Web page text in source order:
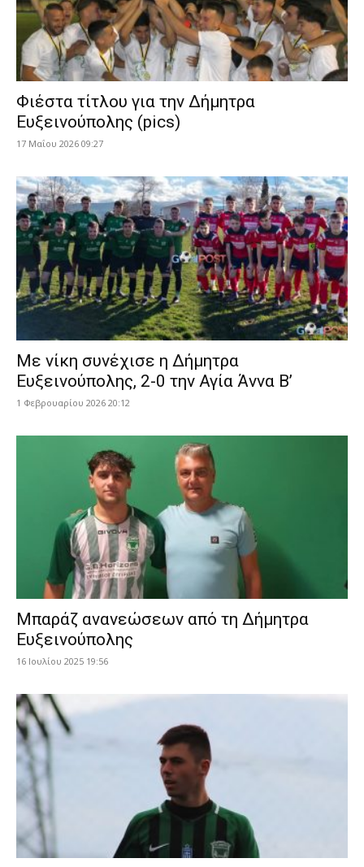
Φιέστα τίτλου για την Δήμητρα
Ευξεινούπολης (pics)
17 Μαΐου 2026 09:27
Με νίκη συνέχισε η Δήμητρα
Ευξεινούπολης, 2-0 την Αγία Άννα Β’
1 Φεβρουαρίου 2026 20:12
Μπαράζ ανανεώσεων από τη Δήμητρα
Ευξεινούπολης
16 Ιουλίου 2025 19:56